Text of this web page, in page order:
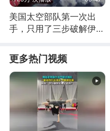
美国太空部队第一次出
手，只用了三步破解伊朗
更多热门视频